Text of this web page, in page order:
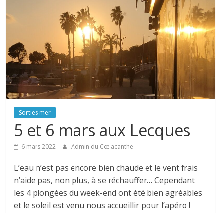
Sorties mer
5 et 6 mars aux Lecques
6 mars 2022 Admin du Cœlacanthe
L’eau n’est pas encore bien chaude et le vent frais
n’aide pas, non plus, à se réchauffer… Cependant
les 4 plongées du week-end ont été bien agréables
et le soleil est venu nous accueillir pour l’apéro !